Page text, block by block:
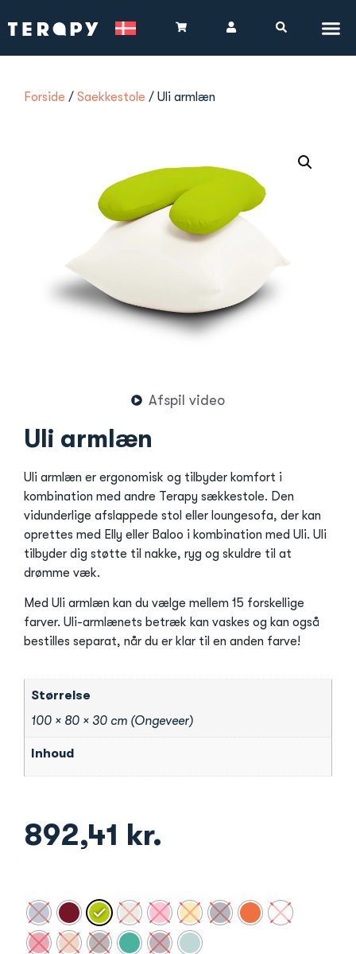
Forside / Saekkestole / Uli armlæn
Afspil video
Uli armlæn
Uli armlæn er ergonomisk og tilbyder komfort i
kombination med andre Terapy sækkestole. Den
vidunderlige afslappede stol eller loungesofa, der kan
oprettes med Elly eller Baloo i kombination med Uli. Uli
tilbyder dig støtte til nakke, ryg og skuldre til at
drømme væk.
Med Uli armlæn kan du vælge mellem 15 forskellige
farver. Uli-armlænets betræk kan vaskes og kan også
bestilles separat, når du er klar til en anden farve!
Størrelse
100 × 80 × 30 cm (Ongeveer)
Inhoud
892,41 kr.